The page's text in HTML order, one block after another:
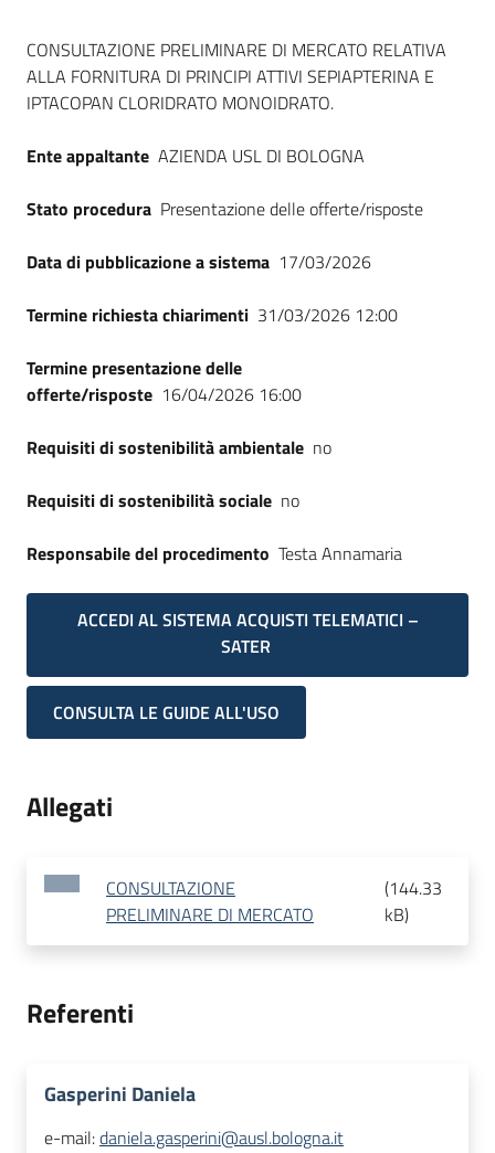
Dati del bando
CONSULTAZIONE PRELIMINARE DI MERCATO RELATIVA
ALLA FORNITURA DI PRINCIPI ATTIVI SEPIAPTERINA E
IPTACOPAN CLORIDRATO MONOIDRATO.
Ente appaltante AZIENDA USL DI BOLOGNA
Stato procedura Presentazione delle offerte/risposte
Data di pubblicazione a sistema 17/03/2026
Termine richiesta chiarimenti 31/03/2026 12:00
Termine presentazione delle
offerte/risposte 16/04/2026 16:00
Requisiti di sostenibilità ambientale no
Requisiti di sostenibilità sociale no
Responsabile del procedimento Testa Annamaria
ACCEDI AL SISTEMA ACQUISTI TELEMATICI –
SATER
CONSULTA LE GUIDE ALL'USO
Allegati
CONSULTAZIONE
PRELIMINARE DI MERCATO
(144.33
kB)
Referenti
Gasperini Daniela
e-mail:daniela.gasperini@ausl.bologna.it